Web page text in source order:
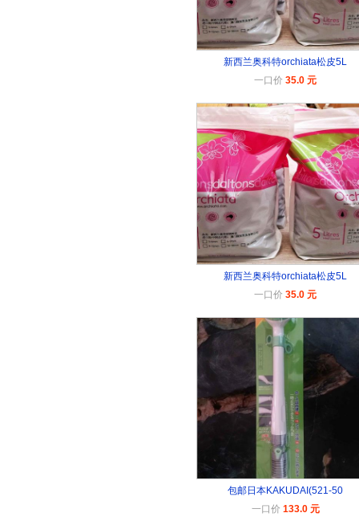
新西兰奥科特orchiata松皮5L
一口价 35.0 元
新西兰奥科特orchiata松皮5L
一口价 35.0 元
包邮日本KAKUDAI(521-50
一口价 133.0 元